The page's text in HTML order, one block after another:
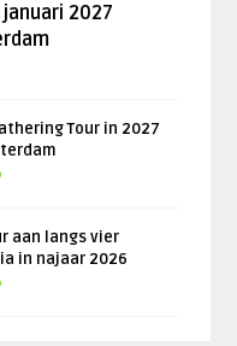
2027
Tour in 2027
aan langs vier
in najaar 2026